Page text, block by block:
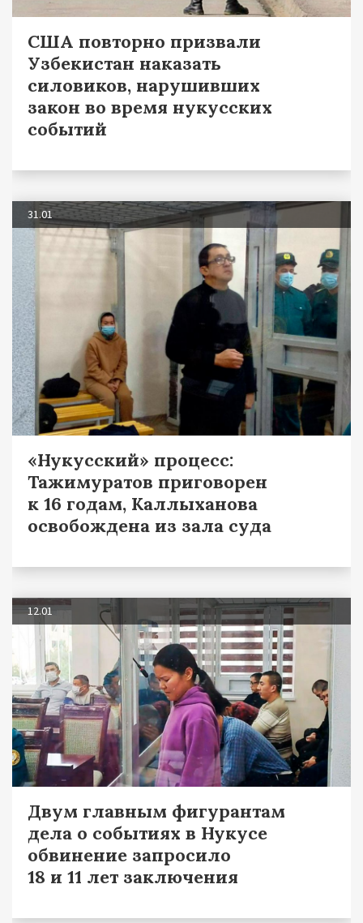
США повторно призвали
Узбекистан наказать
силовиков, нарушивших
закон во время нукусских
событий
31.01
«Нукусский» процесс:
Тажимуратов приговорен
к 16 годам, Каллыханова
освобождена из зала суда
12.01
Двум главным фигурантам
дела о событиях в Нукусе
обвинение запросило
18 и 11 лет заключения